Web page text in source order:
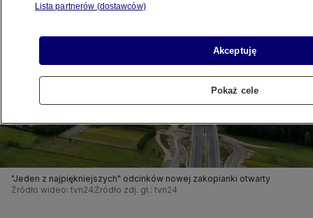
"Jeden z najpiękniejszych" odcinków nowej zakopianki otwarty
Źródło wideo: tvn24 Źródło zdj. gł.: tvn24
Lista partnerów (dostawców)
Akceptuję
Pokaż cele